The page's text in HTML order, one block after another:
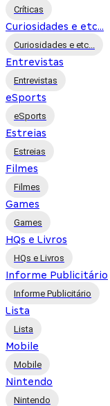
Críticas
Curiosidades e etc...
Curiosidades e etc...
Entrevistas
Entrevistas
eSports
eSports
Estreias
Estreias
Filmes
Filmes
Games
Games
HQs e Livros
HQs e Livros
Informe Publicitário
Informe Publicitário
Lista
Lista
Mobile
Mobile
Nintendo
Nintendo